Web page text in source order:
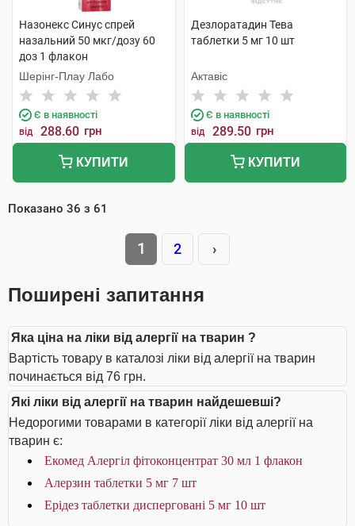
Назонекс Синус спрей
назальний 50 мкг/дозу 60
доз 1 флакон
Шерінг-Плау Лабо
Є в наявності
від 288.60 грн
КУПИТИ
Дезлоратадин Тева
таблетки 5 мг 10 шт
Актавіс
Є в наявності
від 289.50 грн
КУПИТИ
Показано 36 з 61
1 2 ›
Поширені запитання
Яка ціна на ліки від алергії на тварин ?
Вартість товару в каталозі ліки від алергії на тварин
починається від 76 грн.
Які ліки від алергії на тварин найдешевші?
Недорогими товарами в категорії ліки від алергії на
тварин є:
Екомед Алергіл фітоконцентрат 30 мл 1 флакон
Алерзин таблетки 5 мг 7 шт
Ерідез таблетки дисперговані 5 мг 10 шт